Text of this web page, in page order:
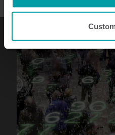
cookie is installed by
analysis programmes.
You can at any time change
from the Cookie Declaration